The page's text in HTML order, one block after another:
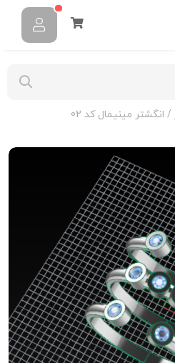
/ انگشتر مینیمال کد 02